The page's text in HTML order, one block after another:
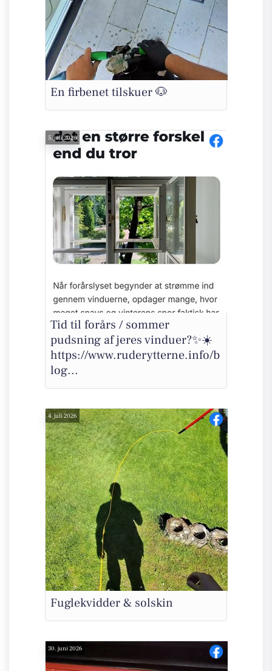
En firbenet tilskuer 🐶
5. juli 2026
Tid til forårs / sommer
pudsning af jeres vinduer?✨☀️
https://www.ruderytterne.info/b
log...
4. juli 2026
Fuglekvidder & solskin
30. juni 2026